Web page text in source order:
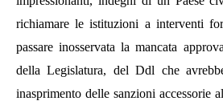
richiamare le istituzioni a interventi
passare inosservata la mancata
della Legislatura, del Ddl che
inasprimento delle sanzioni accessorie